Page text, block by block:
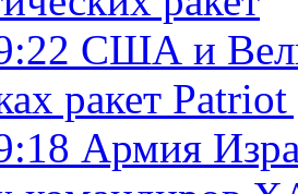
США и
ракет
Армия